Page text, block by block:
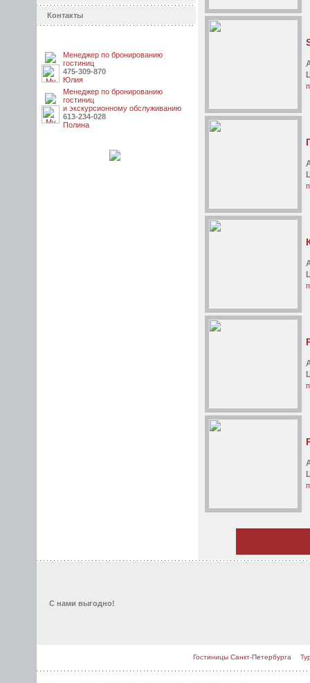
Контакты
Менеджер по бронированию
гостиниц
475-309-870
Юлия
Менеджер по бронированию
гостиниц
и экскурсионному обслуживанию
613-234-028
Полина
С нами выгодно!
Гостиницы Санкт-Петербурга